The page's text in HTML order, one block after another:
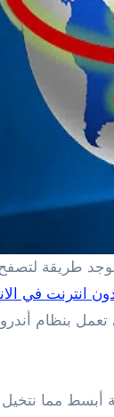
انترنت في
بنظام
أبسط مما